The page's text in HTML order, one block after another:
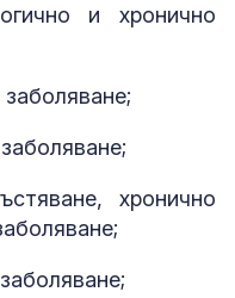
и хронично
хронично